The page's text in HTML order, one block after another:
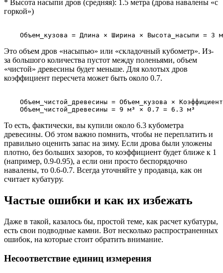
* Высота насыпи дров (средняя): 1.5 метра (дрова навалены «с
горкой»)
Это объем дров «насыпью» или «складочный кубометр». Из-
за большого количества пустот между поленьями, объем
«чистой» древесины будет меньше. Для колотых дров
коэффициент пересчета может быть около 0.7.
Объем_чистой_древесины = Объем_кузова ×
То есть, фактически, вы купили около 6.3 кубометра
древесины. Об этом важно помнить, чтобы не переплатить и
правильно оценить запас на зиму. Если дрова были уложены
плотно, без больших зазоров, то коэффициент будет ближе к 1
(например, 0.9-0.95), а если они просто беспорядочно
навалены, то 0.6-0.7. Всегда уточняйте у продавца, как он
считает кубатуру.
Частые ошибки и как их избежать
Даже в такой, казалось бы, простой теме, как расчет кубатуры,
есть свои подводные камни. Вот несколько распространенных
ошибок, на которые стоит обратить внимание.
Несоответствие единиц измерения